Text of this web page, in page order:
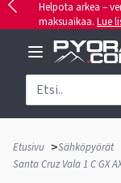
Helpota arkea –
maksuaikaa. Lue
Etusivu >Sähköpyörät
Santa Cruz Vala 1 C GX